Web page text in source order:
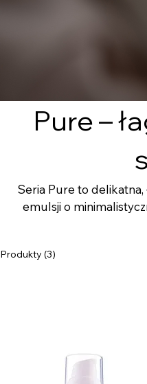
Pure –
Seria Pure to delikatna,
emulsji o
przetestowana
Produkty (3)